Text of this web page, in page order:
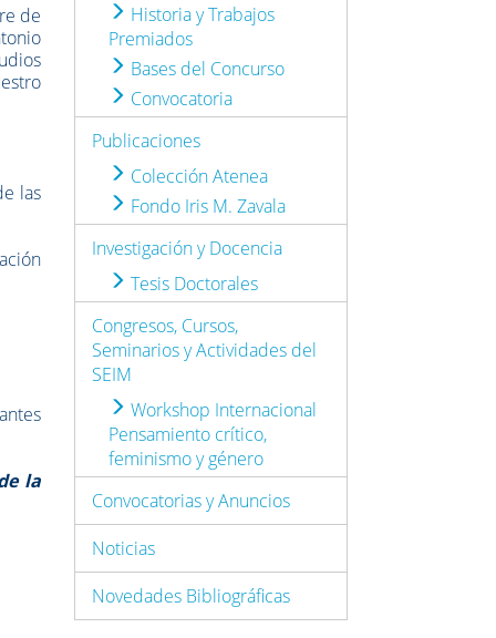
de
las
la
Historia y Trabajos
Premiados
Bases del Concurso
Convocatoria
Publicaciones
Colección Atenea
Fondo Iris M. Zavala
Investigación y Docencia
Tesis Doctorales
Congresos, Cursos,
Seminarios y Actividades del
SEIM
Workshop Internacional
Pensamiento crítico,
feminismo y género
Convocatorias y Anuncios
Noticias
Novedades Bibliográficas